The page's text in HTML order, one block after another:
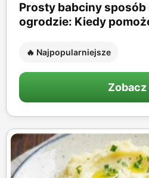
Prosty babciny sposób
ogrodzie: Kiedy
🔥 Najpopularniejsze